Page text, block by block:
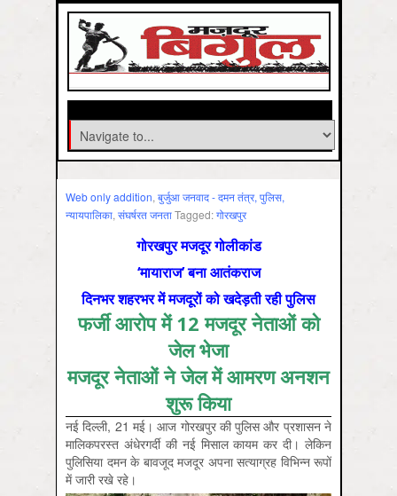
Web only addition, बुर्जुआ जनवाद - दमन तंत्र, पुलिस,
न्‍यायपालिका, संघर्षरत जनताTagged:गोरखपुर
गोरखपुरमजदूर गोलीकांड
‘मायाराज’ बना आतंकराज
दिनभर शहरभर में मजदूरों को खदेड़ती रही पुलिस
फर्जी आरोप में 12 मजदूर नेताओं को
जेल भेजा
मजदूर नेताओं ने जेल में आमरण अनशन
शुरू किया
नई दिल्‍ली, 21 मई। आज गोरखपुर की पुलिस और प्रशासन ने
मालिकपरस्‍त अंधेरगर्दी की नई मिसाल कायम कर दी। लेकिन
पुलिसिया दमन के बावजूद मजदूर अपना सत्‍याग्रह विभिन्‍न रूपों
में जारी रखे रहे।